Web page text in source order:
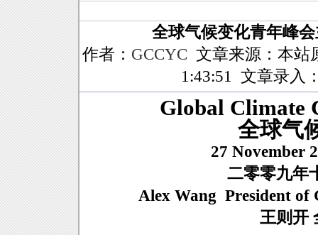
全球气候变化青年峰
作者： GCCYC 文章来源：本站
1:43:51 文章录入
Global Climate
全球气
27 November
二零零九年十一
Alex Wang President of
王则开 全球